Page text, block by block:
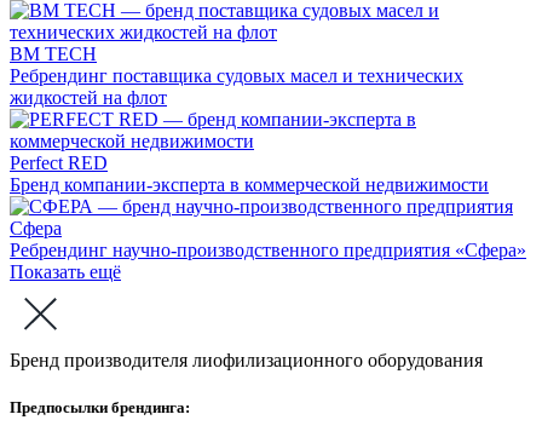
BM TECH
Ребрендинг поставщика судовых масел и технических
жидкостей на флот
Perfect RED
Бренд компании-эксперта в коммерческой недвижимости
Сфера
Ребрендинг научно-производственного предприятия «Сфера»
Показать ещё
Бренд производителя лиофилизационного оборудования
Предпосылки брендинга: